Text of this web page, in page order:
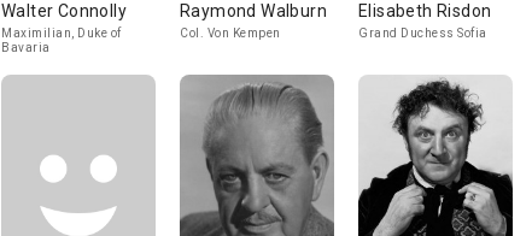
Walter Connolly
Maximilian, Duke of
Bavaria
Raymond Walburn
Col. Von Kempen
Elisabeth Risdon
Grand Duchess Sofia